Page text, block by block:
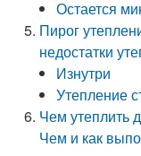
Остается
Пирог
недостатки
Изнутри
Утепление
Чем утеплить
Чем и как